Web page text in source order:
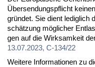
Über­sen­dungs­pflicht
grün­det. Sie dient le­dig­lich
schät­zung mög­li­cher
gen auf die Wirk­sam­keit
13.07.2023, C-134/22
Wei­te­re In­for­ma­tio­nen zu